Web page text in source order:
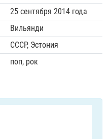
25 сентября 2014 года
Вильянди
СССР, Эстония
поп, рок